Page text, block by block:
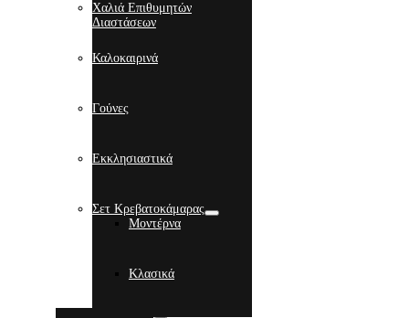
Χαλιά Επιθυμητών
Διαστάσεων
Καλοκαιρινά
Γούνες
Εκκλησιαστικά
Σετ Κρεβατοκάμαρας
Μοντέρνα
Κλασικά